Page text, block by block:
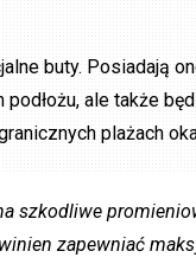
buty. Posiadają
ale także
plażach
szkodliwe
zapewniać